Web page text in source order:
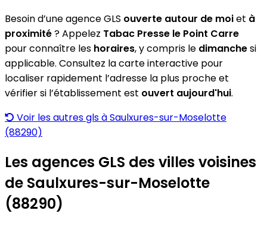
Besoin d’une agence GLS ouverte autour de moiet à
proximité? Appelez Tabac Presse le Point Carre
pour connaître les horaires, y compris le dimanchesi
applicable. Consultez la carte interactive pour
localiser rapidement l’adresse la plus proche et
vérifier si l’établissement est ouvert aujourd'hui.
Voir les autres gls à Saulxures-sur-Moselotte
(88290)
Les agences GLS des villes voisines
de Saulxures-sur-Moselotte
(88290)